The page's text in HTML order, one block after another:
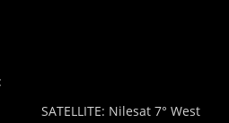
بث مباشر عبر الأقمار الصناعية:
SATELLITE: Nilesat 7° West